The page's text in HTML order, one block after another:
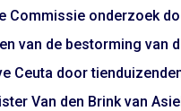
Commissie onderzoek
van de bestorming van
Ceuta door
Van den Brink van